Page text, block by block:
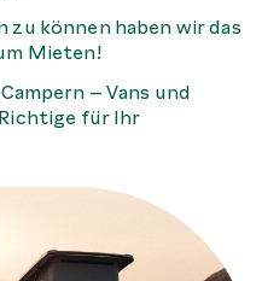
zu können haben wir das
Mieten!
– Vans und
für Ihr